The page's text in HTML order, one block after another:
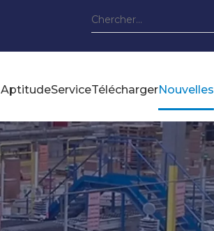
AptitudeServiceTéléchargerNouvelles